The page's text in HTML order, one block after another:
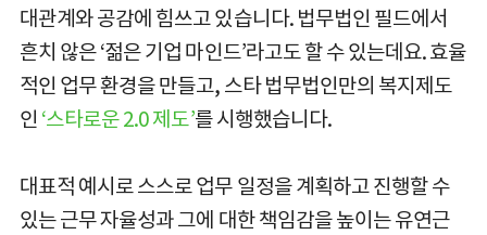
대관계와 공감에 힘쓰고 있습니다. 법무법인 필드에서
흔치 않은 ‘젊은 기업 마인드’라고도 할 수 있는데요. 효율
적인 업무 환경을 만들고, 스타 법무법인만의 복지제도
인 ‘스타로운 2.0 제도’를 시행했습니다.
대표적 예시로 스스로 업무 일정을 계획하고 진행할 수
있는 근무 자율성과 그에 대한 책임감을 높이는 유연근